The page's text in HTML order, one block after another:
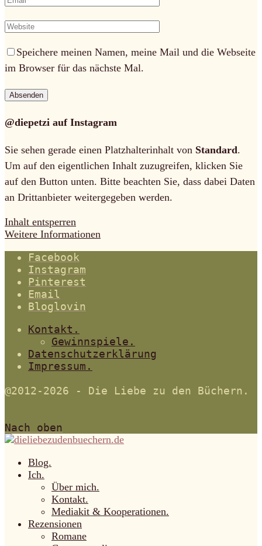
Speichere meinen Namen, meine Mail und die Webseite
im Browser für das nächste Mal.
@diepetzi auf Instagram
Sie sehen gerade einen Platzhalterinhalt von Standard.
Um auf den eigentlichen Inhalt zuzugreifen, klicken Sie
auf den Button unten. Bitte beachten Sie, dass dabei Daten
an Drittanbieter weitergegeben werden.
Inhalt entsperren
Weitere Informationen
Facebook
Instagram
Pinterest
Email
Bloglovin
Kontakt.
Gewinnspiele.
Datenschutzerklärung
Impressum.
@2012-2026 - Die Liebe zu den Büchern.
Nach oben
Blog.
Ich.
Über mich.
Kontakt.
Mediakit & Kooperationen.
Rezensionen
Romane